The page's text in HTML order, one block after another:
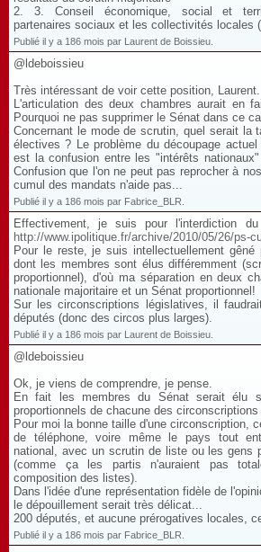
2. 3. Conseil économique, social et
partenaires sociaux et les collectivités locales
Publié il y a 186 mois par Laurent de Boissieu.
@ldeboissieu
Très intéressant de voir cette position, Laurent.
L'articulation des deux chambres aurait en
Pourquoi ne pas supprimer le Sénat dans ce
Concernant le mode de scrutin, quel serait la
électives ? Le problème du découpage
est la confusion entre les "intérêts
Confusion que l'on ne peut pas reprocher à
cumul des mandats n'aide pas...
Publié il y a 186 mois par Fabrice_BLR.
Effectivement, je suis pour l'interdiction
http://www.ipolitique.fr/archive/2010/05/26/ps-
Pour le reste, je suis intellectuellement gêné
dont les membres sont élus différemment
proportionnel), d'où ma séparation en deux
nationale majoritaire et un Sénat proportionnel!
Sur les circonscriptions législatives, il
députés (donc des circos plus larges).
Publié il y a 186 mois par Laurent de Boissieu.
@ldeboissieu
Ok, je viens de comprendre, je pense.
En fait les membres du Sénat serait élu
proportionnels de chacune des circonscriptions
Pour moi la bonne taille d'une circonscription,
de téléphone, voire même le pays tout
national, avec un scrutin de liste ou les gens
(comme ça les partis n'auraient pas
composition des listes).
Dans l'idée d'une représentation fidèle de
le dépouillement serait très délicat...
200 députés, et aucune prérogatives locales,
Publié il y a 186 mois par Fabrice_BLR.